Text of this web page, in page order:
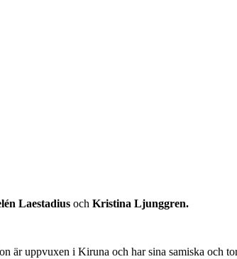
Laestadius och Kristina Ljunggren.
är uppvuxen i Kiruna och har sina samiska och